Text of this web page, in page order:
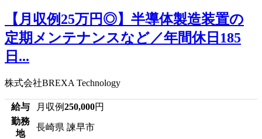
【月収例25万円◎】半導体製造装置の
定期メンテナンスなど／年間休日185
日...
株式会社BREXA Technology
給与 月収例250,000円
勤務
地
長崎県 諫早市